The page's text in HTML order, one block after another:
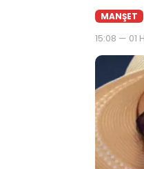
MANŞET
15:08 — 01